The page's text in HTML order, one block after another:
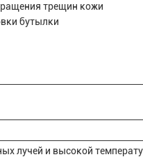
трещин кожи
бутылки
лучей и высокой